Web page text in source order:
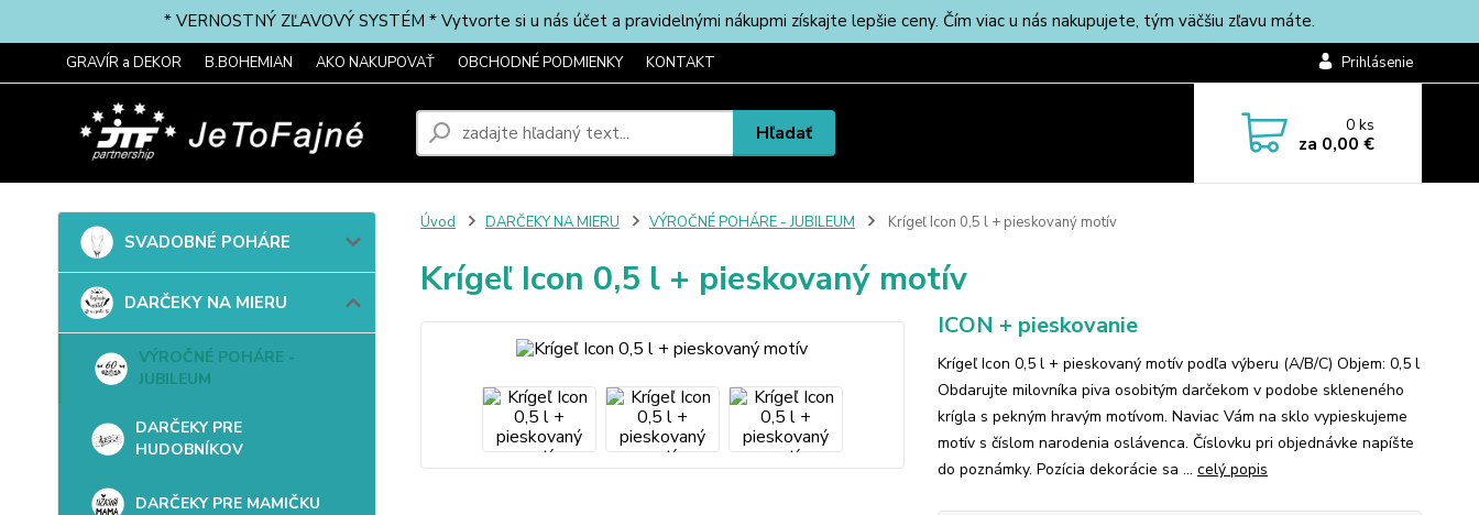
* VERNOSTNÝ ZĽAVOVÝ SYSTÉM * Vytvorte si u nás účet a pravidelnými nákupmi získajte lepšie ceny. Čím viac u nás nakupujete, tým väčšiu zľavu máte.
GRAVÍR a DEKOR B.BOHEMIAN AKO NAKUPOVAŤ OBCHODNÉ PODMIENKY KONTAKT Prihlásenie
Hľadať 0ks
za 0,00 €
SVADOBNÉ POHÁRE
DARČEKY NA MIERU
VÝROČNÉ POHÁRE -
JUBILEUM
DARČEKY PRE
HUDOBNÍKOV
DARČEKY PRE MAMIČKU
Úvod DARČEKY NA MIERU VÝROČNÉ POHÁRE - JUBILEUM Krígeľ Icon 0,5 l + pieskovaný motív
Krígeľ Icon 0,5 l + pieskovaný motív
ICON + pieskovanie
Krígeľ Icon 0,5 l + pieskovaný motív podľa výberu (A/B/C) Objem: 0,5 l
Obdarujte milovníka piva osobitým darčekom v podobe skleneného
krígla s pekným hravým motívom. Naviac Vám na sklo vypieskujeme
motív s číslom narodenia oslávenca. Číslovku pri objednávke napíšte
do poznámky. Pozícia dekorácie sa ... celý popis